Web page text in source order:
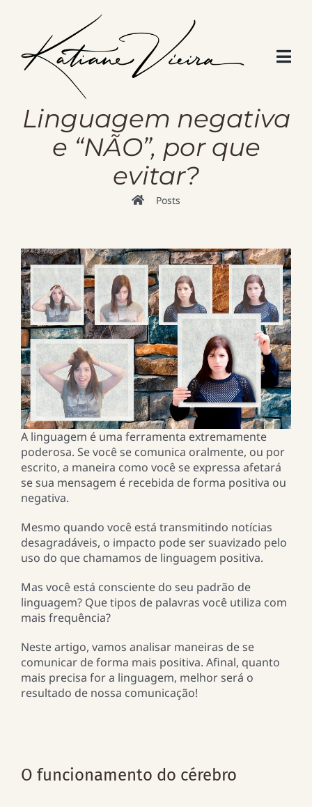
Linguagem negativa
e “NÃO”, por que
evitar?
Posts
A linguagem é uma ferramenta extremamente
poderosa. Se você se comunica oralmente, ou por
escrito, a maneira como você se expressa afetará
se sua mensagem é recebida de forma positiva ou
negativa.
Mesmo quando você está transmitindo notícias
desagradáveis, o impacto pode ser suavizado pelo
uso do que chamamos de linguagem positiva.
Mas você está consciente do seu padrão de
linguagem? Que tipos de palavras você utiliza com
mais frequência?
Neste artigo, vamos analisar maneiras de se
comunicar de forma mais positiva. Afinal, quanto
mais precisa for a linguagem, melhor será o
resultado de nossa comunicação!
O funcionamento do cérebro